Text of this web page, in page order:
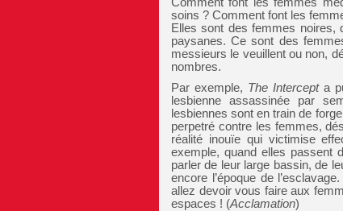
soins ? Comment font les
Elles sont des femmes noires,
paysanes. Ce sont des
messieurs le veuillent ou non,
nombres.
Par exemple, The Intercepta
lesbienne assassinée par
lesbiennes sont en train de
perpetré contre les femmes,
réalité inouïe qui victimise
exemple, quand elles passent
parler de leur large bassin, de
encore l’époque de
allez devoir vous faire aux
espaces ! (Acclamation)